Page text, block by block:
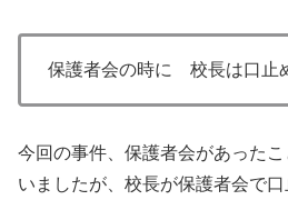
保護者会の時に 校長は口止
今回の事件、保護者会があった
いましたが、校長が保護者会で